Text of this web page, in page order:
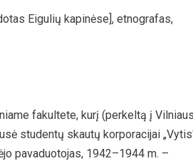
Eigulių kapinėse], etnografas,
fakultete, kurį (perkeltą į Vilniaus
studentų skautų korporacijai
pavaduotojas, 1942–1944 m. –